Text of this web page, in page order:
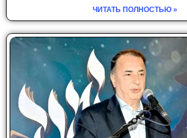
ЧИТАТЬ ПОЛНОСТЬЮ »